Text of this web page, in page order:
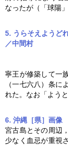
なったが（「球陽
5. うらそえようど
／中間村
寧王が修築して一
（一七六八）条に
れた。なお「よう
6. 沖縄［県］ 画像
宮古島とその周辺
少なく血忌が重視